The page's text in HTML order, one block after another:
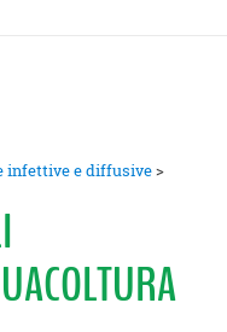
infettive e diffusive>